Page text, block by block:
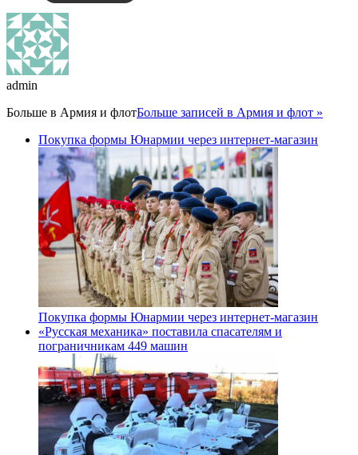
admin
Больше в Армия и флотБольше записей в Армия и флот »
Покупка формы Юнармии через интернет-магазин
Покупка формы Юнармии через интернет-магазин
«Русская механика» поставила спасателям и
пограничникам 449 машин